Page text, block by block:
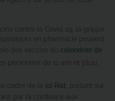
contre la Covid-19, la grippe
en pharmacie peuvent
des vaccins du calendrier de
personnes de 11 ans et plus).
cadre de la loi Rist , portant sur
par la confiance aux